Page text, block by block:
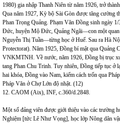
1980) gia nhập Thanh Niên từ năm 1926, trở
Qua năm 1927, Kỳ bộ Sài Gòn được tăng cường
Phan Trọng Quảng. Phạm Văn Đồng sinh ngày
Đức, huyện Mộ Đức, Quảng Ngãi—con một quan
Nguyễn Thị Tuần—từng học ở Huế. Sau ra Hà
Protectorat). Năm 1925, Đồng bí mật qua Quảng
VNKMTNH. Về nước, năm 1926, Đồng bị trục
tang Phan Chu Trinh. Tuy nhiên, Đồng tiếp tục ở
hai khóa, Đồng vào Nam, kiếm cách trốn qua
Pháp Văn ở Chợ Lớn độ nhật. (12)
12. CAOM (Aix), INF, c.360/d.2848.
Một số đảng viên được giới thiệu vào các trường
Nghiệm [tức Lê Như Vọng], học lớp Nông dân